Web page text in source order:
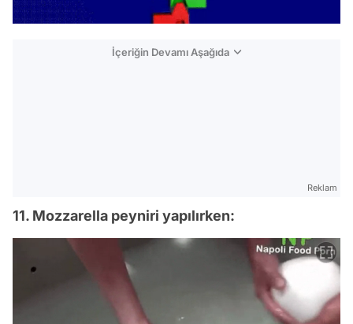
İçeriğin Devamı Aşağıda
Reklam
11. Mozzarella peyniri yapılırken: